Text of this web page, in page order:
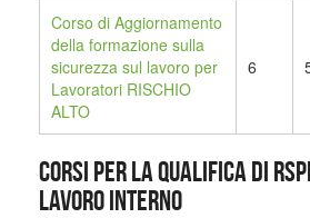
Corso di Aggiornamento
della formazione sulla
sicurezza sul lavoro per
Lavoratori RISCHIO
ALTO
6
CORSI PER LA QUALIFICA DI
LAVORO INTERNO